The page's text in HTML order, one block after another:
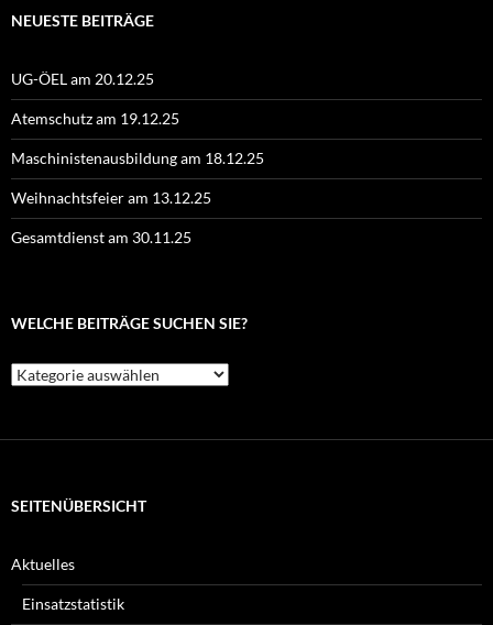
NEUESTE BEITRÄGE
UG-ÖEL am 20.12.25
Atemschutz am 19.12.25
Maschinistenausbildung am 18.12.25
Weihnachtsfeier am 13.12.25
Gesamtdienst am 30.11.25
WELCHE BEITRÄGE SUCHEN SIE?
Welche
Beiträge
SEITENÜBERSICHT
Aktuelles
Einsatzstatistik